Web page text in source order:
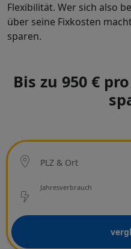
Flexibilität. Wer sich also
über seine Fixkosten
sparen.
Bis zu 950 €
PLZ & Ort
Ort
Netzbetreiber
Jahresverbrauch